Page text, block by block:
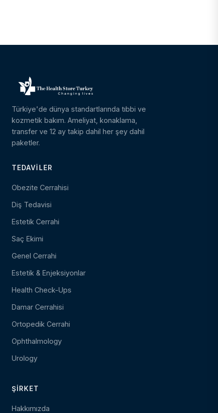
Türkiye'de dünya standartlarında tıbbi ve
kozmetik bakım. Ameliyat, konaklama,
transfer ve 12 ay takip dahil her şey dahil
paketler.
TEDAVILER
Obezite Cerrahisi
Diş Tedavisi
Estetik Cerrahi
Saç Ekimi
Genel Cerrahi
Estetik & Enjeksiyonlar
Health Check-Ups
Damar Cerrahisi
Ortopedik Cerrahi
Ophthalmology
Urology
ŞIRKET
Hakkımızda